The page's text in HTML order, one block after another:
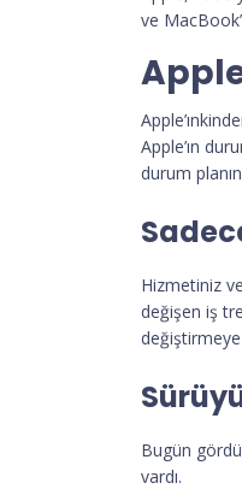
ve
Apple’ın
durum
Hizmetiniz
değişen iş
Bugün
vardı.